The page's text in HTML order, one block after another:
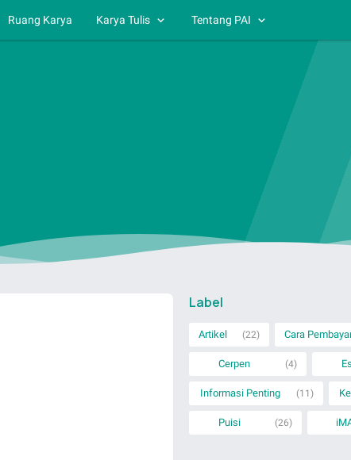
Ruang Karya Karya Tulis Tentang PAI
Label
Artikel (22) Cara
Cerpen (4)
Informasi Penting (11)
Puisi (26)